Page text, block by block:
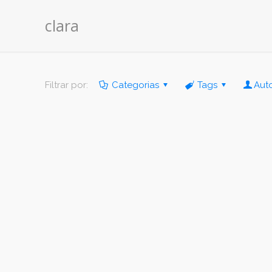
clara
Filtrar por: Categorias Tags